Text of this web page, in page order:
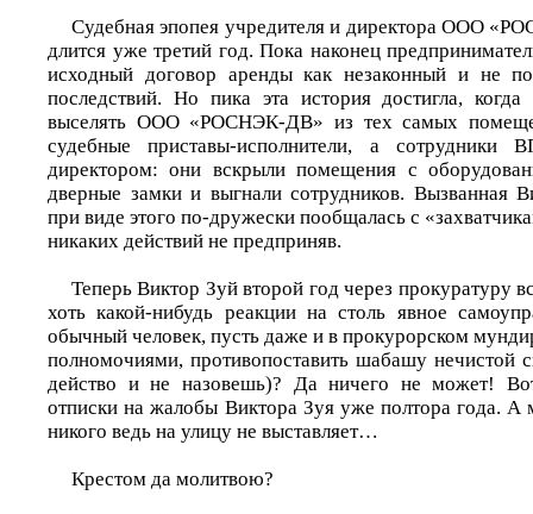
Судебная эпопея учредителя и директора ООО
длится уже третий год. Пока наконец
исходный договор аренды как незаконный и не
последствий. Но пика эта история достигла,
выселять ООО «РОСНЭК-ДВ» из тех самых
судебные приставы-исполнители, а
директором: они вскрыли помещения с
дверные замки и выгнали сотрудников. Вызванная
при виде этого по-дружески пообщалась с
никаких действий не предприняв.
Теперь Виктор Зуй второй год через прокуратуру
хоть какой-нибудь реакции на столь явное
обычный человек, пусть даже и в прокурорском
полномочиями, противопоставить шабашу нечистой
действо и не назовешь)? Да ничего не может!
отписки на жалобы Виктора Зуя уже полтора года. А
никого ведь на улицу не выставляет…
Крестом да молитвою?